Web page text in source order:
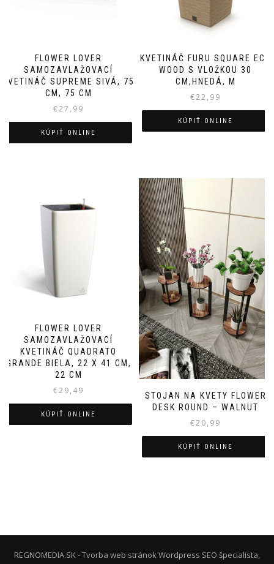
FLOWER LOVER
SAMOZAVLAŽOVACÍ
KVETINÁČ SUPREME SIVÁ, 75
CM, 75 CM
€27,99
KÚPIŤ ONLINE
KVETINÁČ FURU SQUARE ECO
WOOD S VLOŽKOU 30
CM,HNEDÁ, M
€22,99
KÚPIŤ ONLINE
FLOWER LOVER
SAMOZAVLAŽOVACÍ
KVETINÁČ QUADRATO
GRANDE BIELA, 22 X 41 CM,
22 CM
€29,49
KÚPIŤ ONLINE
STOJAN NA KVETY FLOWER
DESK ROUND – WALNUT
€20,99
KÚPIŤ ONLINE
REGNOMEDIA.SK - Tvorba web stránok Wordpress SEO špecialista,